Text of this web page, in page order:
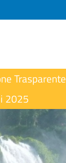
Trasparente
2025